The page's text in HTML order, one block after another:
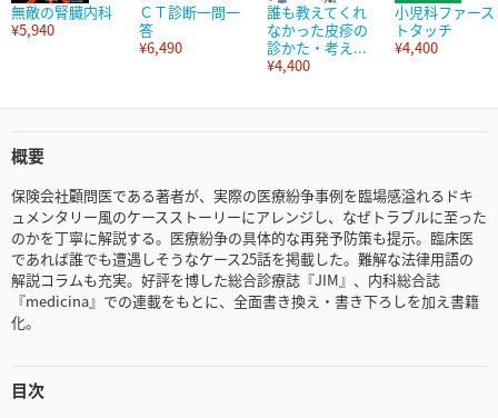
無敵の腎臓内科
¥5,940
ＣＴ診断一問一
答
¥6,490
誰も教えてくれ
なかった皮疹の
診かた・考え...
¥4,400
小児科ファース
トタッチ
¥4,400
概要
保険会社顧問医である著者が、実際の医療紛争事例を臨場感溢れるドキ
ュメンタリー風のケースストーリーにアレンジし、なぜトラブルに至った
のかを丁寧に解説する。医療紛争の具体的な再発予防策も提示。臨床医
であれば誰でも遭遇しそうなケース25話を掲載した。難解な法律用語の
解説コラムも充実。好評を博した総合診療誌『JIM』、内科総合誌
『medicina』での連載をもとに、全面書き換え・書き下ろしを加え書籍
化。
目次